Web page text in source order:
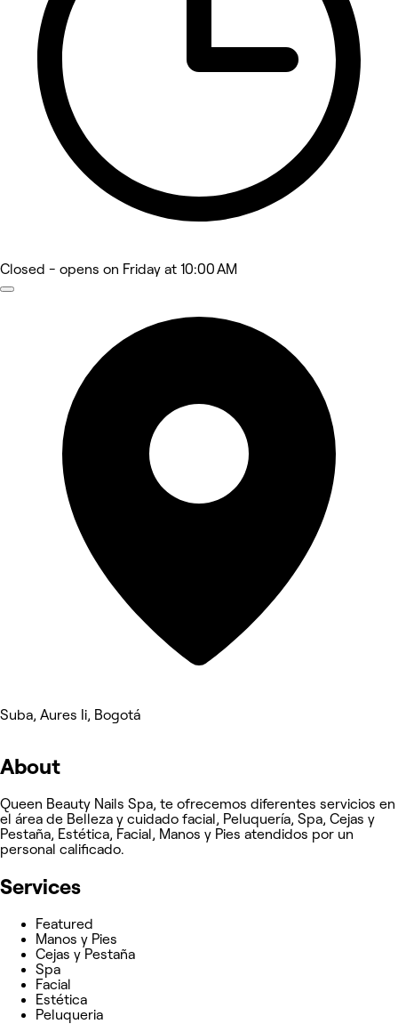
Closed - opens on Friday at 10:00 AM
Suba, Aures Ii, Bogotá
About
Queen Beauty Nails Spa, te ofrecemos diferentes servicios en
el área de Belleza y cuidado facial, Peluquería, Spa, Cejas y
Pestaña, Estética, Facial, Manos y Pies atendidos por un
personal calificado.
Services
Featured
Manos y Pies
Cejas y Pestaña
Spa
Facial
Estética
Peluqueria